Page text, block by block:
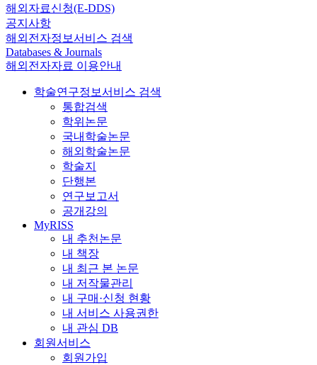
해외자료신청(E-DDS)
공지사항
해외전자정보서비스 검색
Databases & Journals
해외전자자료 이용안내
학술연구정보서비스 검색
통합검색
학위논문
국내학술논문
해외학술논문
학술지
단행본
연구보고서
공개강의
MyRISS
내 추천논문
내 책장
내 최근 본 논문
내 저작물관리
내 구매·신청 현황
내 서비스 사용권한
내 관심 DB
회원서비스
회원가입